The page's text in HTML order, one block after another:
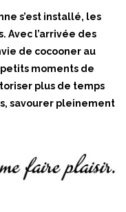
s’est installé, les
Avec l’arrivée des
de cocooner au
moments de
plus de temps
savourer pleinement